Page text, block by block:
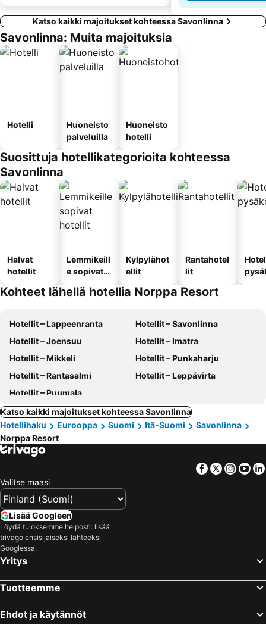
Katso kaikki majoitukset kohteessa Savonlinna
Savonlinna: Muita majoituksia
Hotelli
Huoneisto
palveluilla
Huoneisto
hotelli
Suosittuja hotellikategorioita kohteessa
Savonlinna
Halvat
hotellit
Lemmikeill
e sopivat
Kylpylähot
ellit
Rantahotel
lit
Kohteet lähellä hotellia Norppa Resort
Hotellit – Lappeenranta
Hotellit – Savonlinna
Hotellit – Joensuu
Hotellit – Imatra
Hotellit – Mikkeli
Hotellit – Punkaharju
Hotellit – Rantasalmi
Hotellit – Leppävirta
Hotellit – Puumala
Katso kaikki majoitukset kohteessa Savonlinna
Hotellihaku
Eurooppa Suomi Itä-Suomi
Savonlinna
Norppa Resort
Facebook
Twitter
Valitse maasi
Lisää Googleen
Löydä tuloksemme helposti: lisää
trivago ensisijaiseksi lähteeksi
Googlessa.
Yritys
Tuotteemme
Ehdot ja käytännöt